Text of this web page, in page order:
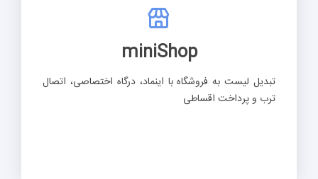
miniShop
تبدیل لیست به فروشگاه با اینماد، درگاه اختصاصی، اتصال
ترب و پرداخت اقساطی